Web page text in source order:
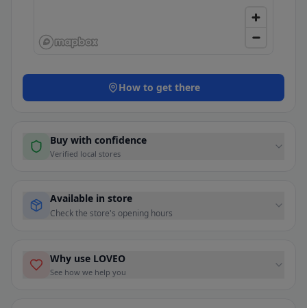
How to get there
Buy with confidence
Verified local stores
Available in store
Check the store's opening hours
Why use LOVEO
See how we help you